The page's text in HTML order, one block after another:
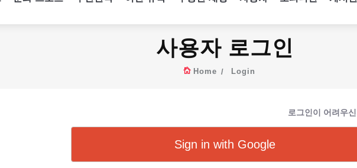
사용자 로그인
Home Login
로그인이 어려우
Sign in with Google